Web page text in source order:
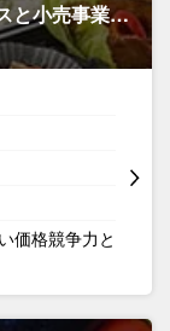
と小売事業…
価格競争力と